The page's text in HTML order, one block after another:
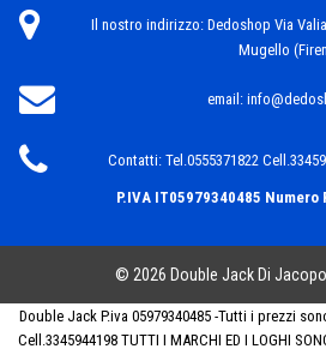
Il nostro indirizzo: Dedoshop Via
Mugello
email:
Contatti: Tel.0555371822
P.IVA IT05979340485 Numero
© 2026 Double Jack Di
Double Jack P.iva 05979340485 -Tutti i prezzi
Cell.3345944198 TUTTI I MARCHI ED I LOGHI